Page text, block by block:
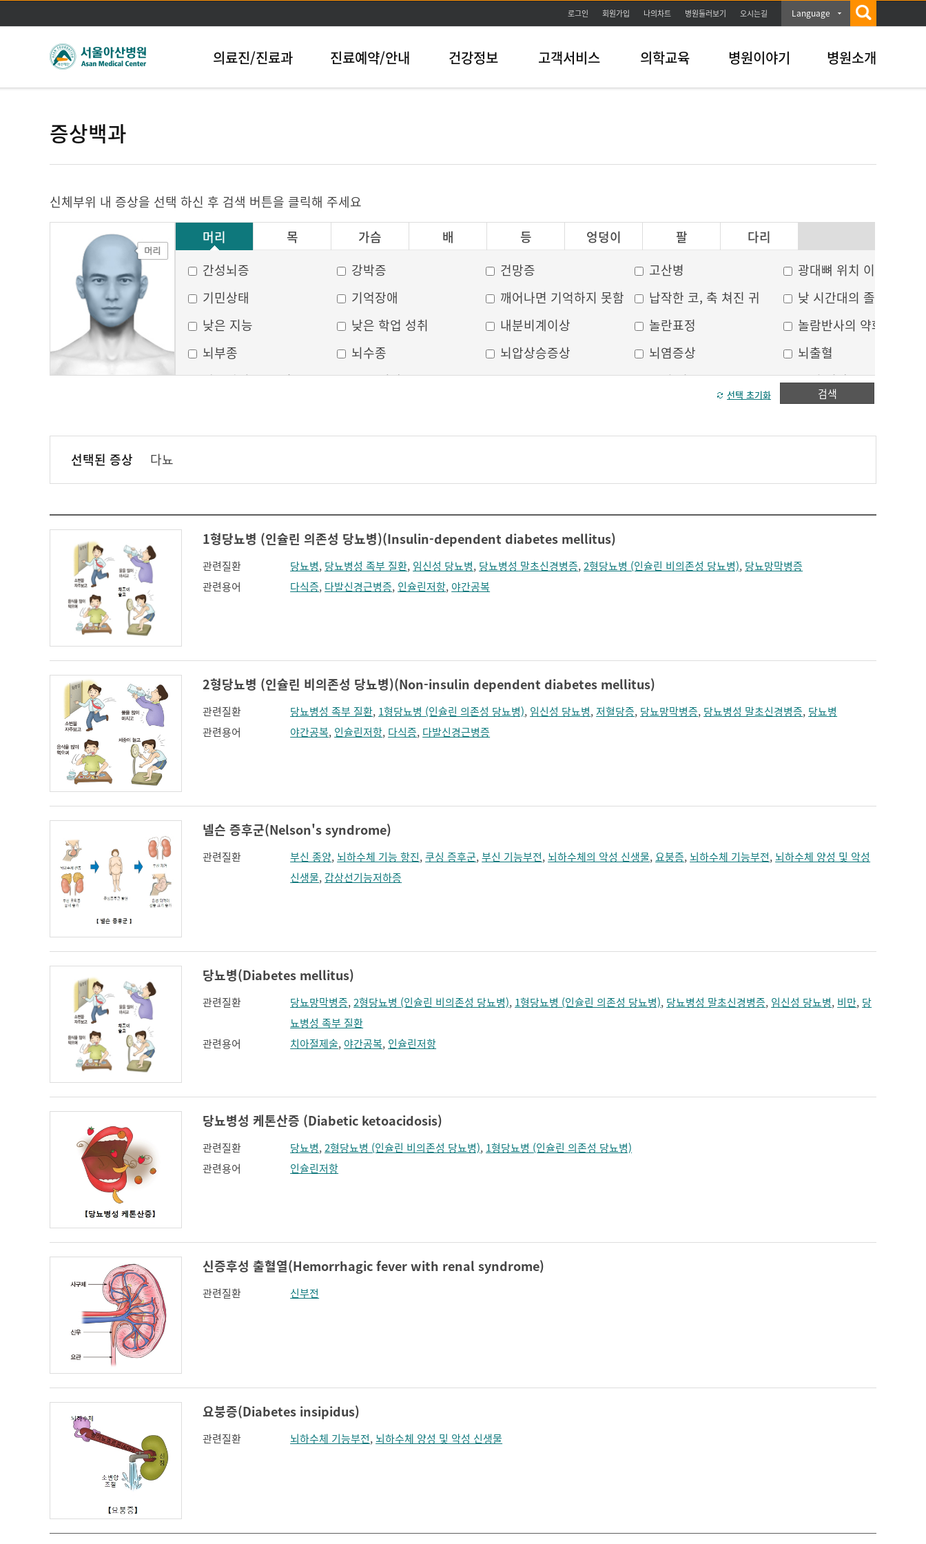
본문바로가기
로그인 회원가입 나의차트 병원둘러보기 오시는길 Language
의료진/진료과 진료예약/안내 건강정보 고객서비스 의학교육 병원이야기 병원소개
증상백과
신체부위 내 증상을 선택 하신 후 검색 버튼을 클릭해 주세요
머리
목 가슴 배 등 엉덩이 팔
다리
그 외
간성뇌증 강박증 건망증 고산병
광대뼈 위치 이상
기민상태
기억장애 깨어나면 기억하지 못함 납작한 코, 축 쳐진 귀
낮 시간대의 졸음
낮은 지능
낮은 학업 성취 내분비계이상 놀란표정
놀람반사의 약화
뇌부종
뇌수종 뇌압상승증상 뇌염증상
뇌출혈
달모양의 둥근 얼굴
두부 외상 두통 두피 건조
두피 열상
모발이 거침
무균성 뇌막염
무의식 박동성 통증 방향감각 상실
볼, 눈주위 움푹 꺼짐
안면홍조
어지러움 언어장애 얼굴 중심선이 안맞음
얼굴 한쪽의 반점
얼굴모양변화
얼굴부종 얼굴에 땀이 남
얼굴이 밋밋함
얼굴이 화끈거림 얼굴형태의 이상 운동 실어증
원형, 타원형의 탈모
코 옆과 입꼬리 주름
콧등이 넓어짐 턱끝이 커보임 턱의 통증
편두통
하악전돌
학습장애 혼돈 혼수
검색
선택 초기화
선택된 증상 다뇨
1형당뇨병 (인슐린 의존성 당뇨병)(Insulin-dependent diabetes mellitus)
관련질환 당뇨병, 당뇨병성 족부 질환, 임신성 당뇨병, 당뇨병성 말초신경병증,2형당뇨병 (인슐린 비의존성 당뇨병), 당뇨망막병증
관련용어
다식증, 다발신경근병증, 인슐린저항, 야간공복
2형당뇨병 (인슐린 비의존성 당뇨병)(Non-insulin dependent diabetes mellitus)
관련질환 당뇨병성 족부 질환, 1형당뇨병 (인슐린 의존성 당뇨병), 임신성 당뇨병, 저혈당증, 당뇨망막병증, 당뇨병성 말초신경병증, 당뇨병
관련용어
야간공복, 인슐린저항, 다식증, 다발신경근병증
넬슨 증후군(Nelson's syndrome)
관련질환 부신 종양, 뇌하수체 기능 항진,쿠싱 증후군,부신 기능부전, 뇌하수체의 악성 신생물,요붕증, 뇌하수체 기능부전, 뇌하수체 양성 및 악성
신생물, 갑상선기능저하증
당뇨병(Diabetes mellitus)
관련질환 당뇨망막병증,2형당뇨병 (인슐린 비의존성 당뇨병), 1형당뇨병 (인슐린 의존성 당뇨병), 당뇨병성 말초신경병증, 임신성 당뇨병, 비만, 당
뇨병성 족부 질환
관련용어
치아절제술, 야간공복, 인슐린저항
당뇨병성 케톤산증 (Diabetic ketoacidosis)
관련질환 당뇨병,2형당뇨병 (인슐린 비의존성 당뇨병), 1형당뇨병 (인슐린 의존성 당뇨병)
관련용어
인슐린저항
신증후성 출혈열(Hemorrhagic fever with renal syndrome)
관련질환 신부전
요붕증(Diabetes insipidus)
관련질환 뇌하수체 기능부전, 뇌하수체 양성 및 악성 신생물